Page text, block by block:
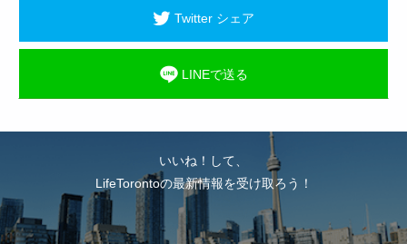
Twitter シェア
LINEで送る
いいね！して、
LifeTorontoの最新情報を受け取ろう！